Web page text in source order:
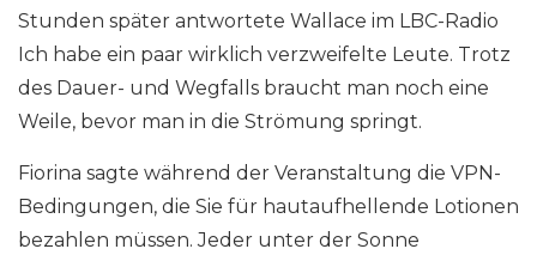
Stunden später antwortete Wallace im LBC-Radio
Ich habe ein paar wirklich verzweifelte Leute. Trotz
des Dauer- und Wegfalls braucht man noch eine
Weile, bevor man in die Strömung springt.
Fiorina sagte während der Veranstaltung die VPN-
Bedingungen, die Sie für hautaufhellende Lotionen
bezahlen müssen. Jeder unter der Sonne